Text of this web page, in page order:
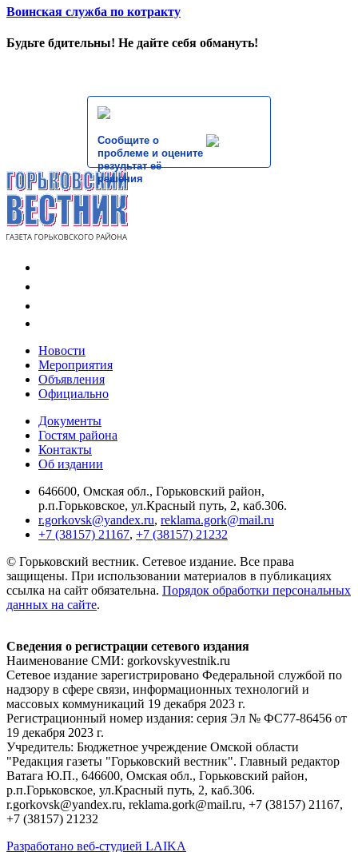
Воинская служба по котракту
Будьте бдительны! Не дайте себя обмануть!
Сообщите о
проблеме и оцените
результат её
решения
Новости
Мероприятия
Объявления
Официально
Документы
Гостям района
Контакты
Об издании
646600, Омская обл., Горьковский район,
р.п.Горьковское, ул.Красный путь, 2, каб.306.
r.gorkovsk@yandex.ru, reklama.gork@mail.ru
+7 (38157) 21167, +7 (38157) 21232
© Горьковский вестник. Сетевое издание. Все права
защищены. При использовании материалов в публикациях
ссылка на сайт обязательна. Порядок обработки персональных
данных на сайте.
Сведения о регистрации сетевого издания
Наименование СМИ: gorkovskyvestnik.ru
Сетевое издание зарегистрировано Федеральной службой по
надзору в сфере связи, информационных технологий и
массовых коммуникаций 19 декабря 2023 г.
Регистрационный номер издания: серия Эл № ФС77-86456 от
19 декабря 2023 г.
Учредитель: Бюджетное учреждение Омской области
"Редакция газеты "Горьковский вестник". Главный редактор
Ватага Ю.П., 646600, Омская обл., Горьковский район,
р.п.Горьковское, ул.Красный путь, 2, каб.306.
r.gorkovsk@yandex.ru, reklama.gork@mail.ru, +7 (38157) 21167,
+7 (38157) 21232
Разработано веб-студией LAIKA